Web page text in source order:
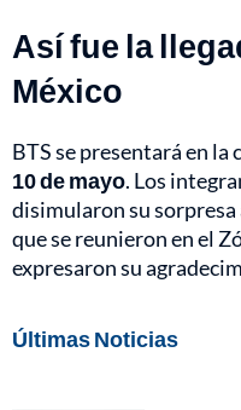
Así fue la
México
BTS se presentará en la
10 de mayo. Los
disimularon su sorpresa
que se reunieron en el
expresaron su
Últimas Noticias